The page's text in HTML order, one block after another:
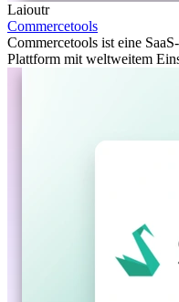
Laioutr
Commercetools
Commercetools ist eine
Plattform mit weltweitem